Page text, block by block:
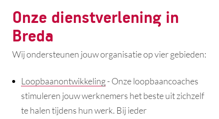
Onze dienstverlening in
Breda
Wij ondersteunen jouw organisatie op vier gebieden:
Loopbaanontwikkeling- Onze loopbaancoaches
stimuleren jouw werknemers het beste uit zichzelf
te halen tijdens hun werk. Bij ieder